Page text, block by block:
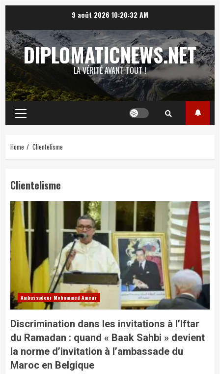
content
9 août 2026 10:20:33 AM
DIPLOMATICNEWS.NET
LA VÉRITÉ AVANT TOUT !
Primary
Menu
Home Clientelisme
Clientelisme
Ambassadeur Mohammed Ameur
Discrimination dans les invitations à l’Iftar
du Ramadan : quand « Baak Sahbi » devient
la norme d’invitation à l’ambassade du
Maroc en Belgique